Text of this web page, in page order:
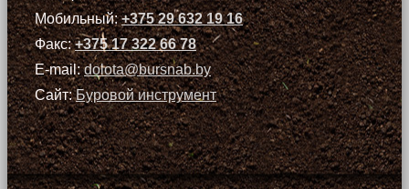
Мобильный:+375 29 632 19 16
Факс:+375 17 322 66 78
E-mail:dolota@bursnab.by
Сайт:Буровой инструмент